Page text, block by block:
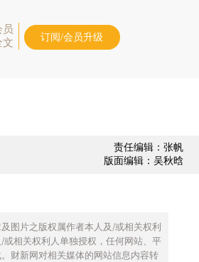
员
文
订阅/会员升级
责任编辑：张帆
版面编辑：吴秋晗
图片之版权属作者本人及/或相关权利
或相关权利人单独授权，任何网站、平
财新网对相关媒体的网站信息内容转